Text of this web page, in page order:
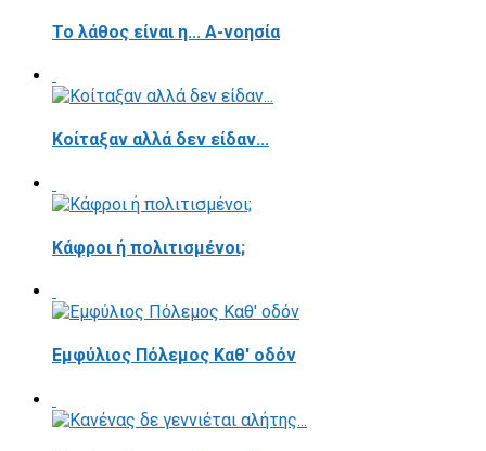
Το λάθος είναι η... Α-νοησία
Κοίταξαν αλλά δεν είδαν...
Κάφροι ή πολιτισμένοι;
Εμφύλιος Πόλεμος Καθ' οδόν